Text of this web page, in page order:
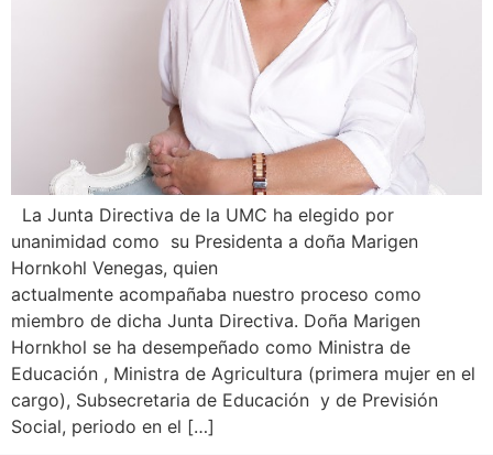
La Junta Directiva de la UMC ha elegido por
unanimidad como su Presidenta a doña Marigen
Hornkohl Venegas, quien
actualmente acompañaba nuestro proceso como
miembro de dicha Junta Directiva. Doña Marigen
Hornkhol se ha desempeñado como Ministra de
Educación , Ministra de Agricultura (primera mujer en el
cargo), Subsecretaria de Educación y de Previsión
Social, periodo en el […]